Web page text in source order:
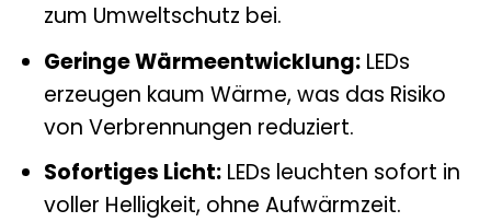
zum Umweltschutz bei.
Geringe Wärmeentwicklung:LEDs
erzeugen kaum Wärme, was das Risiko
von Verbrennungen reduziert.
Sofortiges Licht:LEDs leuchten sofort in
voller Helligkeit, ohne Aufwärmzeit.